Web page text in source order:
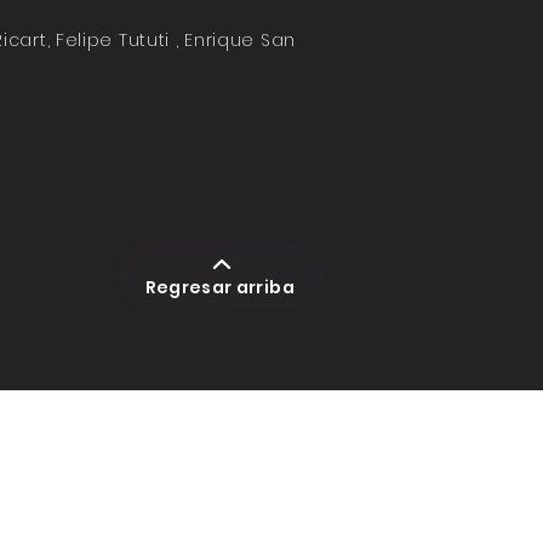
Felipe Tututi , Enrique San
Regresar arriba